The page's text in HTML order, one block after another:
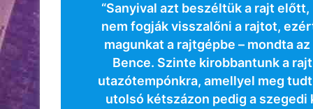
“Sanyival azt beszéltük a rajt
nem fogják visszalőni a rajtot,
magunkat a rajtgépbe – mondta
Bence. Szinte kirobbantunk a
utazótempónkra, amellyel meg
utolsó kétszázon pedig a